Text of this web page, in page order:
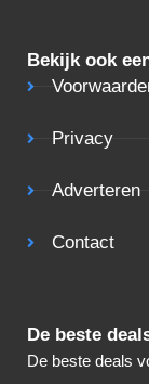
Bekijk ook
Privacy
Adverteren
Contact
De beste
De beste deals